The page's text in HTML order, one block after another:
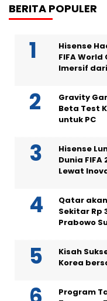
BERITA POPULER
Hisense
FIFA
Imersif
Gravity
Beta Test
untuk PC
Hisense
Dunia
Lewat
Qatar
Sekitar Rp
Prabowo
Kisah
Korea
Program